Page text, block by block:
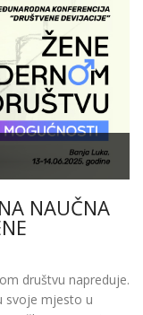
NAUČNA
društvu napreduje.
svoje mjesto u